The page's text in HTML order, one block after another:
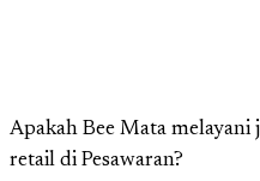
Apakah Bee Mata melayani
retail di Pesawaran?